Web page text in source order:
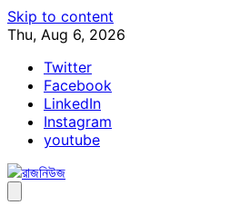
Skip to content
Thu, Aug 6, 2026
Twitter
Facebook
LinkedIn
Instagram
youtube